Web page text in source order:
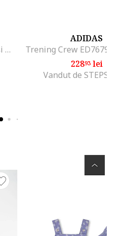
Trening cu imprimeu logo si maneca lunga
ADIDAS
22893lei
Vandut de